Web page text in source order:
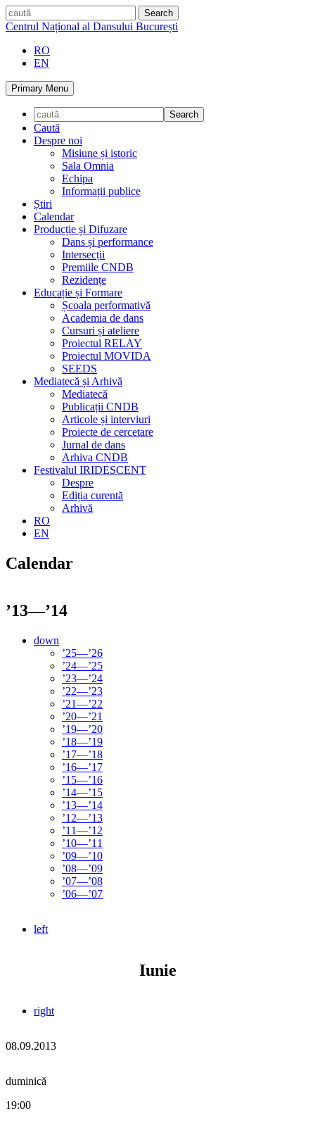
Skip
to
caută
Centrul Național al Dansului București
RO
EN
Primary Menu
Caută
Despre noi
Misiune și istoric
Sala Omnia
Echipa
Informații publice
Știri
Calendar
Producție și Difuzare
Dans și performance
Intersecții
Premiile CNDB
Rezidențe
Educație și Formare
Școala performativă
Academia de dans
Cursuri și ateliere
Proiectul RELAY
Proiectul MOVIDA
SEEDS
Mediatecă și Arhivă
Mediatecă
Publicații CNDB
Articole și interviuri
Proiecte de cercetare
Jurnal de dans
Arhiva CNDB
Festivalul IRIDESCENT
Despre
Ediția curentă
Arhivă
RO
EN
Calendar
’13—’14
down
’25—’26
’24—’25
’23—’24
’22—’23
’21—’22
’20—’21
’19—’20
’18—’19
’17—’18
’16—’17
’15—’16
’14—’15
’13—’14
’12—’13
’11—’12
’10—’11
’09—’10
’08—’09
’07—’08
’06—’07
left
Iunie
right
08.09.2013
duminică
19:00